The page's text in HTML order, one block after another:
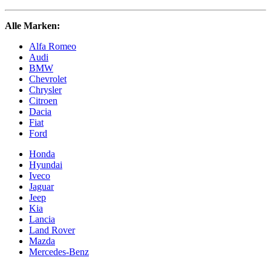
Alle Marken:
Alfa Romeo
Audi
BMW
Chevrolet
Chrysler
Citroen
Dacia
Fiat
Ford
Honda
Hyundai
Iveco
Jaguar
Jeep
Kia
Lancia
Land Rover
Mazda
Mercedes-Benz